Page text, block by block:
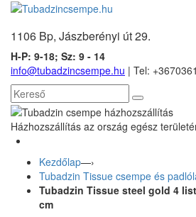
1106 Bp, Jászberényi út 29.
H-P: 9-18; Sz: 9 - 14
info@tubadzincsempe.hu | Tel: +36
Házhozszállítás az ország egész
Kezdőlap—›
Tubadzin Tissue csempe és
Tubadzin Tissue steel gold 4
cm